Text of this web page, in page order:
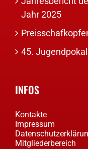
Jahr 2025
45.
INFOS
Kontakte
Impressum
Mitgliederbereich